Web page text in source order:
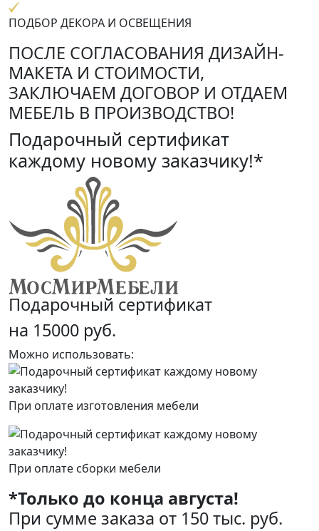
ПОДБОР ДЕКОРА И ОСВЕЩЕНИЯ
ПОСЛЕ СОГЛАСОВАНИЯ ДИЗАЙН-
МАКЕТА И СТОИМОСТИ,
ЗАКЛЮЧАЕМ ДОГОВОР И ОТДАЕМ
МЕБЕЛЬ В ПРОИЗВОДСТВО!
Подарочный сертификат
каждому новому заказчику!*
Подарочный сертификат
на 15000 руб.
Можно использовать:
При оплате изготовления мебели
При оплате сборки мебели
*Только до конца августа!
При сумме заказа от 150 тыс. руб.